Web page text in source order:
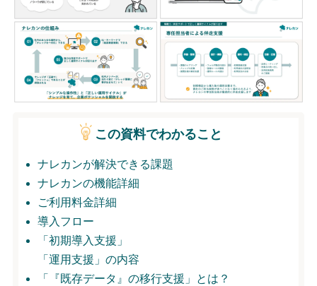
無料トライアル
ログイン
この資料でわかること
ナレカンが解決できる課題
ナレカンの機能詳細
ご利用料金詳細
導入フロー
「初期導入支援」
「運用支援」の内容
「『既存データ』の移行支援」とは？